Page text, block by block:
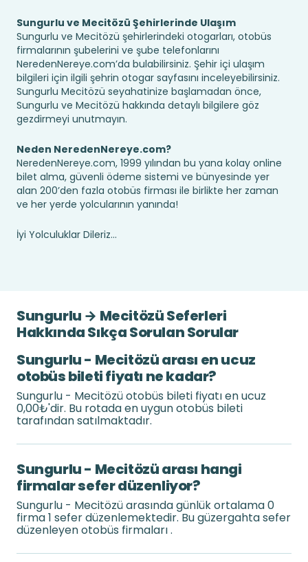
Sungurlu ve Mecitözü Şehirlerinde Ulaşım
Sungurlu ve Mecitözü şehirlerindeki otogarları, otobüs
firmalarının şubelerini ve şube telefonlarını
NeredenNereye.com’da bulabilirsiniz. Şehir içi ulaşım
bilgileri için ilgili şehrin otogar sayfasını inceleyebilirsiniz.
Sungurlu Mecitözü seyahatinize başlamadan önce,
Sungurlu ve Mecitözü hakkında detaylı bilgilere göz
gezdirmeyi unutmayın.
Neden NeredenNereye.com?
NeredenNereye.com, 1999 yılından bu yana kolay online
bilet alma, güvenli ödeme sistemi ve bünyesinde yer
alan 200’den fazla otobüs firması ile birlikte her zaman
ve her yerde yolcularının yanında!
İyi Yolculuklar Dileriz...
Sungurlu → Mecitözü Seferleri
Hakkında Sıkça Sorulan Sorular
Sungurlu - Mecitözü arası en ucuz
otobüs bileti fiyatı ne kadar?
Sungurlu - Mecitözü otobüs bileti fiyatı en ucuz
0,00₺'dir. Bu rotada en uygun otobüs bileti
tarafından satılmaktadır.
Sungurlu - Mecitözü arası hangi
firmalar sefer düzenliyor?
Sungurlu - Mecitözü arasında günlük ortalama 0
firma 1 sefer düzenlemektedir. Bu güzergahta sefer
düzenleyen otobüs firmaları .